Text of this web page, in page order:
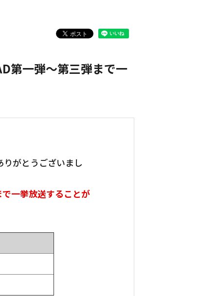
第一弾～第三弾まで一
がとうございまし
一挙放送することが